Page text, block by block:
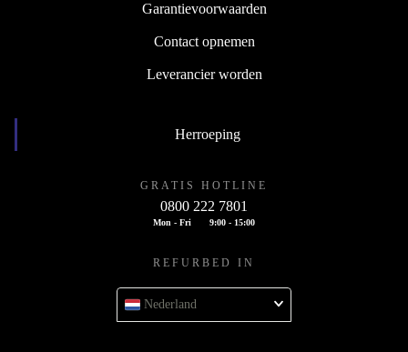
Garantievoorwaarden
Contact opnemen
Leverancier worden
Herroeping
GRATIS HOTLINE
0800 222 7801
Mon - Fri 9:00 - 15:00
REFURBED IN
Nederland